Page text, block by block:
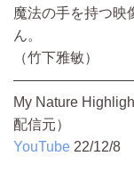
魔法の手を持つ映
ん。
（竹下雅敏）
My Nature
配信元）
YouTube 22/12/8